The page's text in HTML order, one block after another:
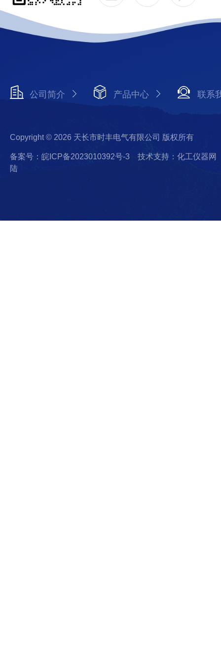
公司简介 产品中心 联系
Copyright © 2026 天长市时丰电气有限公司 版权所有
备案号：皖ICP备2023010392号-3
技术支持：化工仪器网
陆